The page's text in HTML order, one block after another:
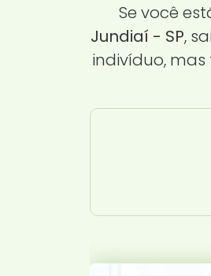
Se você
Jundiaí - SP,
indivíduo,